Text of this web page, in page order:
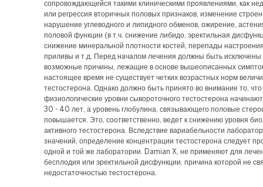
сопровождающейся такими клиническими проявлениями, как
или регрессия вторичных половых признаков, изменение
нарушение углеводного и липидного обменов, ожирение,
половой функции (в т.ч. снижение либидо, эректильная
снижение минеральной плотности костей, перепады
приливы и т.д. Перед началом лечения должны быть исключены
возможные причины, лежащие в основе вышеописанных
настоящее время не существует четких возрастных норм
тестостерона. Однако должно быть принято во внимание то, что
физиологические уровни сывороточного тестостерона
30 - 40 лет, а уровень глобулина, связывающего половые
повышается. Это, соответственно, ведет к снижению уровня
активного тестостерона. Вследствие вариабельности
значений, определение концентрации тестостерона следует
одной и той же лаборатории. Damian X, не применяют для
бесплодия или эректильной дисфункции, причина которой не
недостаточностью тестостерона.